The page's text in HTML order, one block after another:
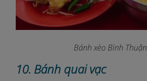
Bánh xèo Bình Thuận
10. Bánh quai vạc